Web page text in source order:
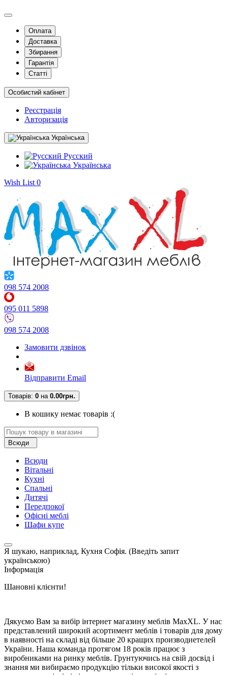
Оплата
Доставка
Збирання
Гарантія
Статті
Особистий кабінет
Реєстрація
Авторизація
Українська
Русский
Українська
Wish List 0
098 574 2008
095 011 5898
098 574 2008
Замовити дзвінок
Відправити Email
Товарів: 0 на 0.00грн.
В кошику немає товарів :(
Всюди
Всюди
Вітальні
Кухні
Спальні
Дитячі
Передпокої
Офісні меблі
Шафи купе
Я шукаю, наприклад, Кухня Софія. (Введіть запит
українською)
Інформація
Шановні клієнти!
Дякуємо Вам за вибір інтернет магазину меблів MaxXL. У нас
представлений широкий асортимент меблів і товарів для дому
в наявності на складі від більше 20 кращих производиетелей
України. Наша команда протягом 18 років працює з
виробниками на ринку меблів. Грунтуючись на свій досвід і
знання ми вибираємо продукцію тільки високої якості з